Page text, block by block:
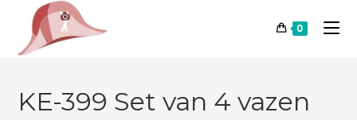
0
KE-399 Set van 4 vazen